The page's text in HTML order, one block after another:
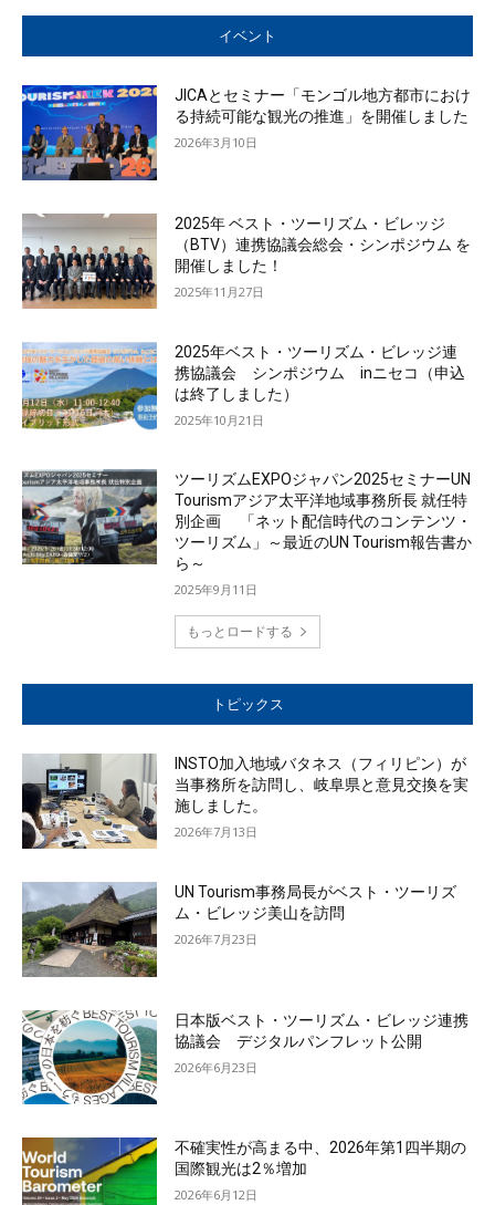
イベント
JICAとセミナー「モンゴル地方都市におけ
る持続可能な観光の推進」を開催しました
2026年3月10日
2025年 ベスト・ツーリズム・ビレッジ
（BTV）連携協議会総会・シンポジウム を
開催しました！
2025年11月27日
2025年ベスト・ツーリズム・ビレッジ連
携協議会 シンポジウム inニセコ（申込
は終了しました）
2025年10月21日
ツーリズムEXPOジャパン2025セミナーUN
Tourismアジア太平洋地域事務所長 就任特
別企画 「ネット配信時代のコンテンツ・
ツーリズム」～最近のUN Tourism報告書か
ら～
2025年9月11日
もっとロードする
トピックス
INSTO加入地域バタネス（フィリピン）が
当事務所を訪問し、岐阜県と意見交換を実
施しました。
2026年7月13日
UN Tourism事務局長がベスト・ツーリズ
ム・ビレッジ美山を訪問
2026年7月23日
日本版ベスト・ツーリズム・ビレッジ連携
協議会 デジタルパンフレット公開
2026年6月23日
不確実性が高まる中、2026年第1四半期の
国際観光は2％増加
2026年6月12日